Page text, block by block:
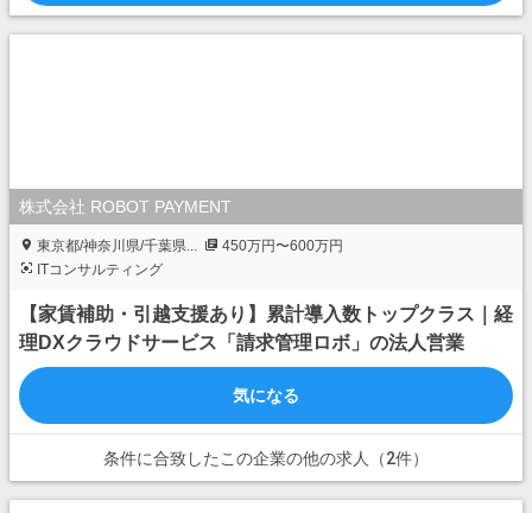
株式会社 ROBOT PAYMENT
東京都/神奈川県/千葉県...
450万円〜600万円
ITコンサルティング
【家賃補助・引越支援あり】累計導入数トップクラス｜経
理DXクラウドサービス「請求管理ロボ」の法人営業
気になる
条件に合致したこの企業の他の求人（2件）